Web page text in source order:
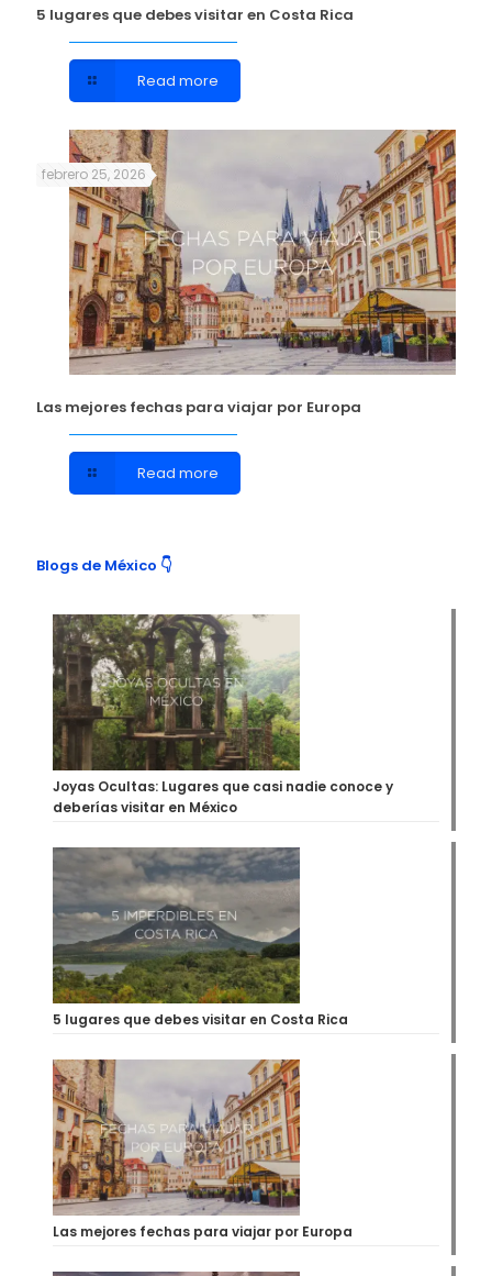
5 lugares que debes visitar en Costa Rica
Read more
febrero 25, 2026
Las mejores fechas para viajar por Europa
Read more
Blogs de México 👇
Joyas Ocultas: Lugares que casi nadie conoce y
deberías visitar en México
5 lugares que debes visitar en Costa Rica
Las mejores fechas para viajar por Europa